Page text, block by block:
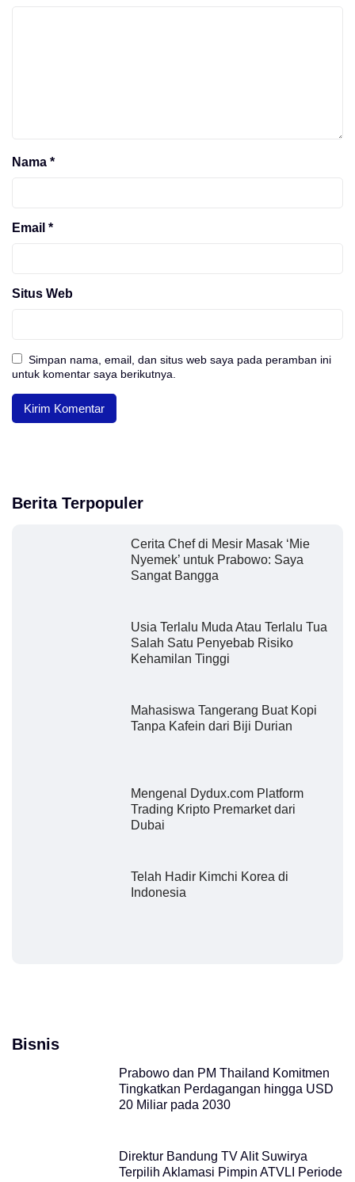
Nama *
Email *
Situs Web
Simpan nama, email, dan situs web saya pada peramban ini
untuk komentar saya berikutnya.
Berita Terpopuler
Cerita Chef di Mesir Masak ‘Mie
Nyemek’ untuk Prabowo: Saya
Sangat Bangga
Usia Terlalu Muda Atau Terlalu Tua
Salah Satu Penyebab Risiko
Kehamilan Tinggi
Mahasiswa Tangerang Buat Kopi
Tanpa Kafein dari Biji Durian
Mengenal Dydux.com Platform
Trading Kripto Premarket dari
Dubai
Telah Hadir Kimchi Korea di
Indonesia
Bisnis
Prabowo dan PM Thailand Komitmen
Tingkatkan Perdagangan hingga USD
20 Miliar pada 2030
Direktur Bandung TV Alit Suwirya
Terpilih Aklamasi Pimpin ATVLI Periode